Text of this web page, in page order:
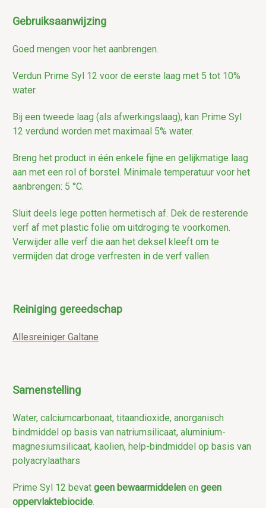
Gebruiksaanwijzing
Goed mengen voor het aanbrengen.
Verdun Prime Syl 12 voor de eerste laag met 5 tot 10%
water.
Bij een tweede laag (als afwerkingslaag), kan Prime Syl
12 verdund worden met maximaal 5% water.
Breng het product in één enkele fijne en gelijkmatige laag
aan met een rol of borstel. Minimale temperatuur voor het
aanbrengen: 5 °C.
Sluit deels lege potten hermetisch af. Dek de resterende
verf af met plastic folie om uitdroging te voorkomen.
Verwijder alle verf die aan het deksel kleeft om te
vermijden dat droge verfresten in de verf vallen.
Reiniging gereedschap
Allesreiniger Galtane
Samenstelling
Water, calciumcarbonaat, titaandioxide, anorganisch
bindmiddel op basis van natriumsilicaat, aluminium-
magnesiumsilicaat, kaolien, help-bindmiddel op basis van
polyacrylaathars
Prime Syl 12 bevat geen bewaarmiddelen en geen
oppervlaktebiocide.